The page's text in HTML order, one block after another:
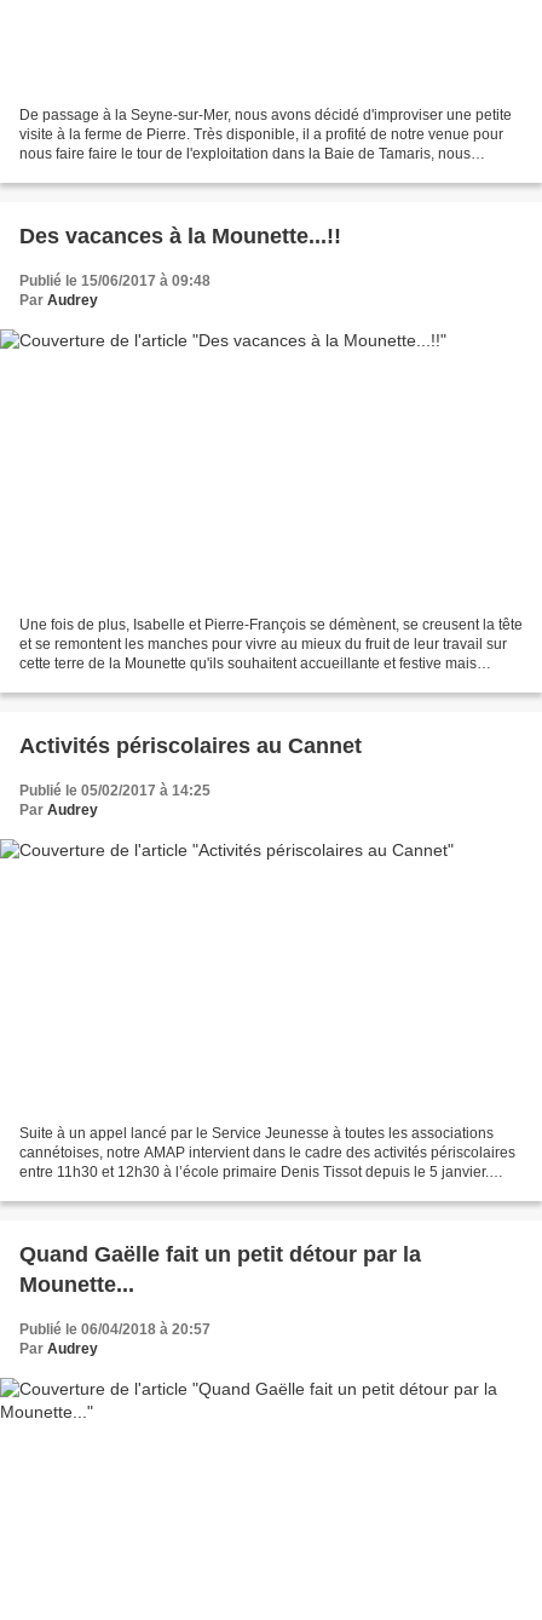
De passage à la Seyne-sur-Mer, nous avons décidé d'improviser une petite
visite à la ferme de Pierre. Très disponible, il a profité de notre venue pour
nous faire faire le tour de l'exploitation dans la Baie de Tamaris, nous
Des vacances à la Mounette...!!
Publié le 15/06/2017 à 09:48
Par Audrey
Une fois de plus, Isabelle et Pierre-François se démènent, se creusent la tête
et se remontent les manches pour vivre au mieux du fruit de leur travail sur
cette terre de la Mounette qu'ils souhaitent accueillante et festive mais
Activités périscolaires au Cannet
Publié le 05/02/2017 à 14:25
Par Audrey
Suite à un appel lancé par le Service Jeunesse à toutes les associations
cannétoises, notre AMAP intervient dans le cadre des activités périscolaires
entre 11h30 et 12h30 à l’école primaire Denis Tissot depuis le 5 janvier.
Quand Gaëlle fait un petit détour par la
Mounette...
Publié le 06/04/2018 à 20:57
Par Audrey